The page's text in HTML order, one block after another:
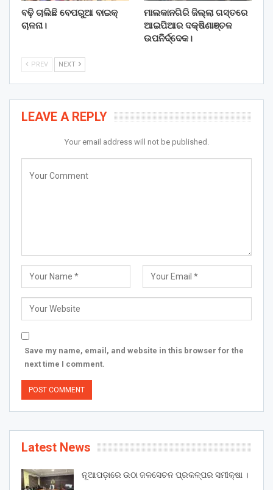
ବଢ଼ି ଚାଲିଛି ବେପରୁଆ ବାଇକ୍
ଚାଳନା।
ମାଲକାନଗିରି ଜିଲ୍ଲା ଗସ୍ତରେ
ଆଇପିଆର ଦକ୍ଷିଣାଞ୍ଚଳ
ଉପନିର୍ଦ୍ଦେକ।
PREV NEXT
LEAVE A REPLY
Your email address will not be published.
Save my name, email, and website in this browser for the
next time I comment.
Latest News
ନୂଆପଡ଼ାରେ ଉଠା ଜଳସେଚନ ପ୍ରକଳ୍ପର ସମୀକ୍ଷା ।